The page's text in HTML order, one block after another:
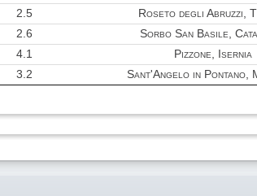
2.5 Roseto degli Abruzzi,
2.6 Sorbo San Basile,
4.1 Pizzone, Isernia
3.2 Sant'Angelo in Pontano,